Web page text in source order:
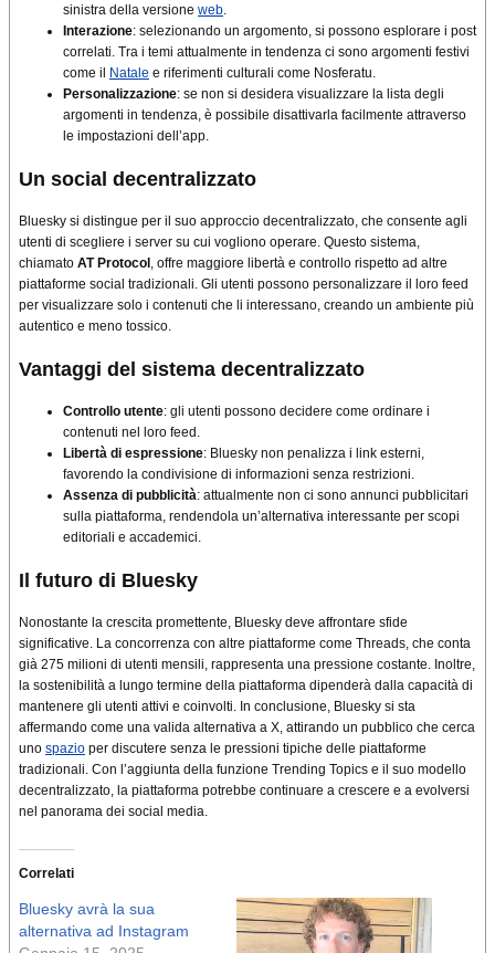
sinistra della versione web.
Interazione: selezionando un argomento, si possono esplorare i post
correlati. Tra i temi attualmente in tendenza ci sono argomenti festivi
come il
Natale e riferimenti culturali come Nosferatu.
Personalizzazione: se non si desidera visualizzare la lista degli
argomenti in tendenza, è possibile disattivarla facilmente attraverso
le impostazioni dell’app.
Un social decentralizzato
Bluesky si distingue per il suo approccio decentralizzato, che consente agli
utenti di scegliere i server su cui vogliono operare. Questo sistema,
chiamato AT Protocol, offre maggiore libertà e controllo rispetto ad altre
piattaforme social tradizionali. Gli utenti possono personalizzare il loro feed
per visualizzare solo i contenuti che li interessano, creando un ambiente più
autentico e meno tossico.
Vantaggi del sistema decentralizzato
Controllo utente: gli utenti possono decidere come ordinare i
contenuti nel loro feed.
Libertà di espressione: Bluesky non penalizza i link esterni,
favorendo la condivisione di informazioni senza restrizioni.
Assenza di pubblicità: attualmente non ci sono annunci pubblicitari
sulla piattaforma, rendendola un’alternativa interessante per scopi
editoriali e accademici.
Il futuro di Bluesky
Nonostante la crescita promettente, Bluesky deve affrontare sfide
significative. La concorrenza con altre piattaforme come Threads, che conta
già 275 milioni di utenti mensili, rappresenta una pressione costante. Inoltre,
la sostenibilità a lungo termine della piattaforma dipenderà dalla capacità di
mantenere gli utenti attivi e coinvolti . In conclusione, Bluesky si sta
affermando come una valida alternativa a X, attirando un pubblico che cerca
uno spazio per discutere senza le pressioni tipiche delle piattaforme
tradizionali. Con l’aggiunta della funzione Trending Topics e il suo modello
decentralizzato, la piattaforma potrebbe continuare a crescere e a evolversi
nel panorama dei social media.
Correlati
Bluesky avrà la sua
alternativa ad Instagram